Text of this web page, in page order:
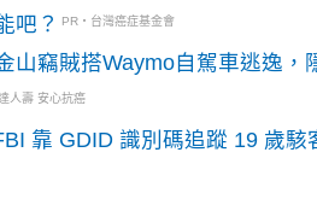
吧？
PR・台灣癌症基金會
山竊賊搭Waymo自駕車逃逸，
人壽 安心抗癌
靠 GDID 識別碼追蹤 19 歲